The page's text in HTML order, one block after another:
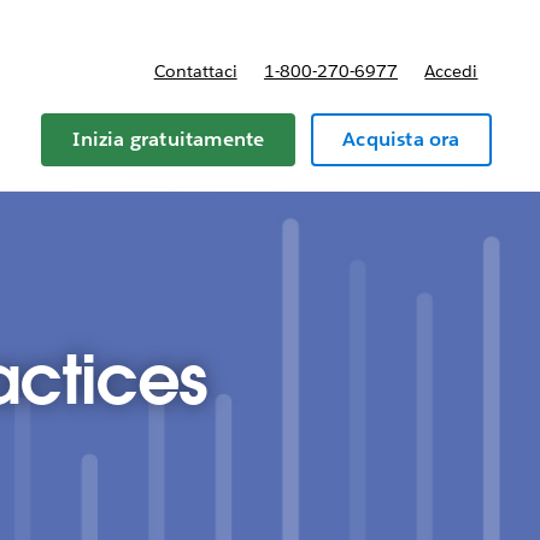
Contattaci 1-800-270-6977 Accedi
Inizia gratuitamente Acquista ora